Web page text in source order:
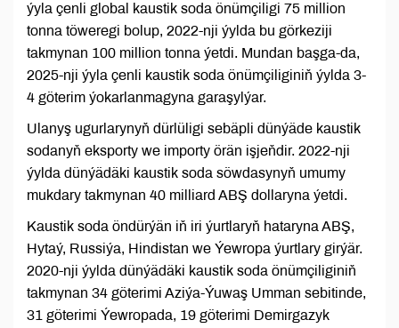
ýyla çenli global kaustik soda önümçiligi 75 million
tonna töweregi bolup, 2022-nji ýylda bu görkeziji
takmynan 100 million tonna ýetdi. Mundan başga-da,
2025-nji ýyla çenli kaustik soda önümçiliginiň ýylda 3-
4 göterim ýokarlanmagyna garaşylýar.
Ulanyş ugurlarynyň dürlüligi sebäpli dünýäde kaustik
sodanyň eksporty we importy örän işjeňdir. 2022-nji
ýylda dünýädäki kaustik soda söwdasynyň umumy
mukdary takmynan 40 milliard ABŞ dollaryna ýetdi.
Kaustik soda öndürýän iň iri ýurtlaryň hataryna ABŞ,
Hytaý, Russiýa, Hindistan we Ýewropa ýurtlary girýär.
2020-nji ýylda dünýädäki kaustik soda önümçiliginiň
takmynan 34 göterimi Aziýa-Ýuwaş Umman sebitinde,
31 göterimi Ýewropada, 19 göterimi Demirgazyk